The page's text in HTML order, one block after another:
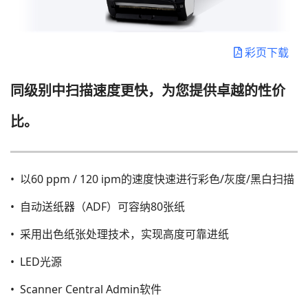
彩页下载
同级别中扫描速度更快，为您提供卓越的性价
比。
• 以60 ppm / 120 ipm的速度快速进行彩色/灰度/黑白扫描
• 自动送纸器（ADF）可容纳80张纸
• 采用出色纸张处理技术，实现高度可靠进纸
• LED光源
• Scanner Central Admin软件